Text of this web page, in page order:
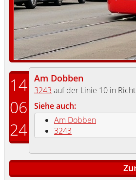
14
06
24
Am Dobben
3243 auf der Linie 10 in
Siehe auch:
Am Dobben
3243